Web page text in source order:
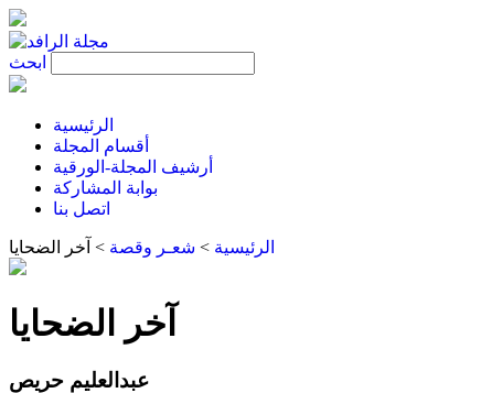
ابحث
الرئيسية
أقسام المجلة
أرشيف المجلة-الورقية
بوابة المشاركة
اتصل بنا
الرئيسية > شعـر وقصة > آخر الضحايا
آخر الضحايا
عبدالعليم حريص